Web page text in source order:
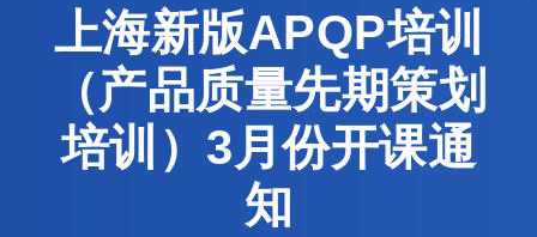
上海新版APQP培训
（产品质量先期策划
培训）3月份开课通
知